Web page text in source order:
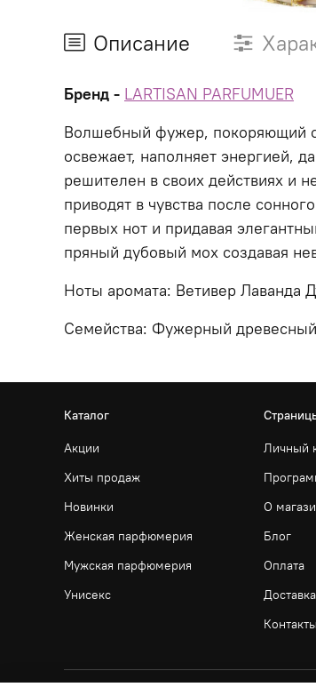
Описание
Бренд - LARTISAN PARFUMUER
Волшебный фужер, покоряющий
освежает, наполняет энергией,
решителен в своих действиях и
приводят в чувства после
первых нот и придавая
пряный дубовый мох создавая
Ноты аромата: Ветивер Лаванда
Семейства: Фужерный
Каталог
Акции
Хиты продаж
Новинки
Женская парфюмерия
Мужская парфюмерия
Унисекс
Личный
О
Блог
Оплата
Доставка
Контакты